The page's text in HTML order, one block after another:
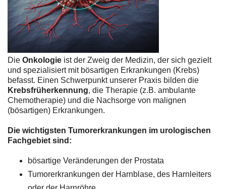
Die Onkologie ist der Zweig der Medizin, der sich gezielt
und spezialisiert mit bösartigen Erkrankungen (Krebs)
befasst. Einen Schwerpunkt unserer Praxis bilden die
Krebsfrüherkennung, die Therapie (z.B. ambulante
Chemotherapie) und die Nachsorge von malignen
(bösartigen) Erkrankungen.
Die wichtigsten Tumorerkrankungen im urologischen
Fachgebiet sind:
bösartige Veränderungen der Prostata
Tumorerkrankungen der Harnblase, des Harnleiters